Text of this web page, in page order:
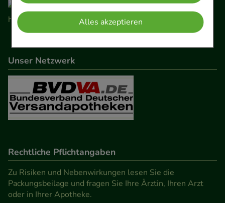
verzichtet werden kann.
Komfort:Diese Cookies werden genutzt um das
Einkaufserlebnis noch ansprechender zu gestalten,
beispielsweise für die Wiedererkennung des
Besuchers oder unsere Seite an bevorzugte
Verhaltensweisen (z.B. Spracheinstellung)
anzupassen. Komfort-Cookies ermöglichen es uns
auch auf Ihre Bedürfnisse zugeschrittene Inhalte
Statistik & Tracking:Hierüber lassen sich
Informationen über die Art und Weise der Nutzung
unserer Website sammeln, mit deren Hilfe wir
Alles akzeptieren
Unser Netzwerk
Rechtliche Pflichtangaben
Zu Risiken und Nebenwirkungen lesen Sie die
Packungsbeilage und fragen Sie Ihre Ärztin, Ihren Arzt
oder in Ihrer Apotheke.